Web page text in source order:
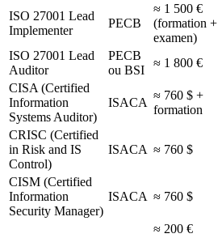
ISO 27001 Lead
Implementer
PECB
≈ 1 500 €
(formation +
examen)
ISO 27001 Lead
Auditor
PECB
ou BSI
≈ 1 800 €
CISA (Certified
Information
Systems Auditor)
ISACA
≈ 760 $ +
formation
CRISC (Certified
in Risk and IS
Control)
ISACA ≈ 760 $
CISM (Certified
Information
Security Manager)
ISACA ≈ 760 $
≈ 200 €